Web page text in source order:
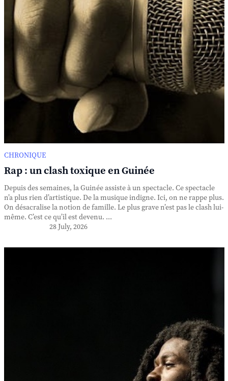
CHRONIQUE
Rap : un clash toxique en Guinée
Depuis des semaines, la Guinée assiste à un spectacle. Ce spectacle
n’a plus rien d’artistique. De la musique indigne. Ici, on ne rappe plus.
On désacralise la notion de famille. Le plus grave n’est pas le clash lui-
même. C’est ce qu’il est devenu. ...
28 July, 2026